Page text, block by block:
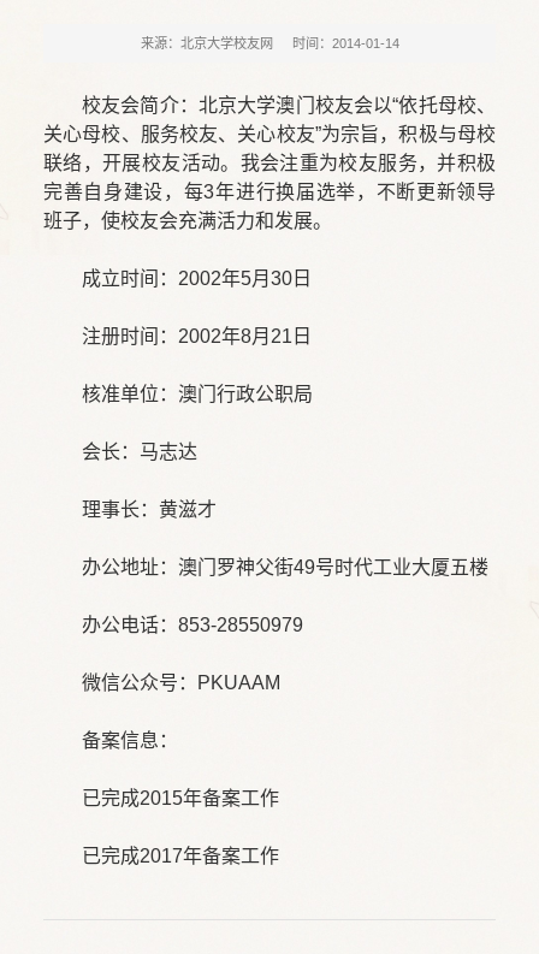
来源：北京大学校友网 时间：2014-01-14
校友会简介：北京大学澳门校友会以“依托母校、
关心母校、服务校友、关心校友”为宗旨，积极与母校
联络，开展校友活动。我会注重为校友服务，并积极
完善自身建设，每3年进行换届选举，不断更新领导
班子，使校友会充满活力和发展。
成立时间：2002年5月30日
注册时间：2002年8月21日
核准单位：澳门行政公职局
会长：马志达
理事长：黄滋才
办公地址：澳门罗神父街49号时代工业大厦五楼
办公电话：853-28550979
微信公众号：PKUAAM
备案信息：
已完成2015年备案工作
已完成2017年备案工作